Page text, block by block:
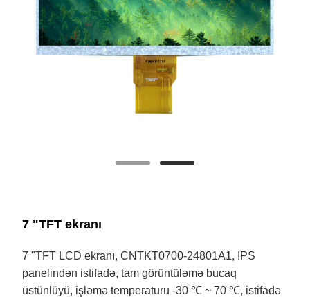
7 "TFT ekranı
7 "TFT LCD ekranı, CNTKT0700-24801A1, IPS
panelindən istifadə, tam görüntüləmə bucaq
üstünlüyü, işləmə temperaturu -30 ℃ ~ 70 ℃, istifadə